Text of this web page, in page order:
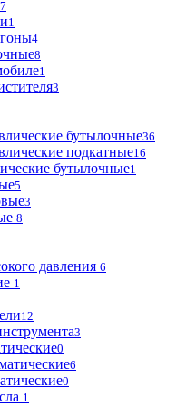
7
1
4
8
1
3
бутылочные36
подкатные16
бутылочные1
5
3
8
давления 6
1
12
3
0
6
0
1